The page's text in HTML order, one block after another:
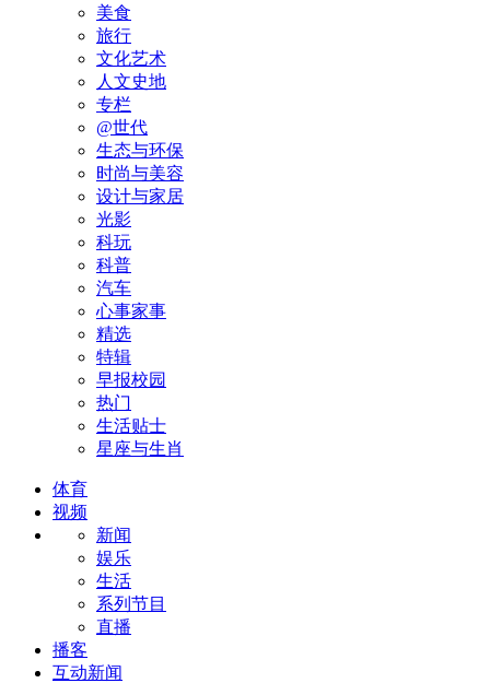
美食
旅行
文化艺术
人文史地
专栏
@世代
生态与环保
时尚与美容
设计与家居
光影
科玩
科普
汽车
心事家事
精选
特辑
早报校园
热门
生活贴士
星座与生肖
体育
视频
新闻
娱乐
生活
系列节目
直播
播客
互动新闻